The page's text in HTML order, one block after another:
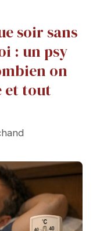
soir sans
: un psy
on
et tout